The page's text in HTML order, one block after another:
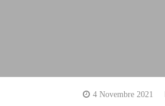
4 Novembre 2021